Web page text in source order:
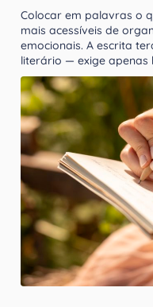
Colocar em palavras o
mais acessíveis de
emocionais. A escrita
literário — exige apenas